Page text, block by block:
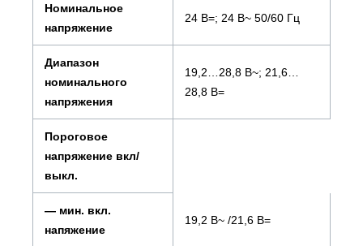
Номинальное
напряжение
24 В=; 24 В~ 50/60 Гц
Диапазон
номинального
напряжения
19,2…28,8 В~; 21,6…
28,8 В=
Пороговое
напряжение вкл/
выкл.
— мин. вкл.
напяжение
19,2 В~ /21,6 В=